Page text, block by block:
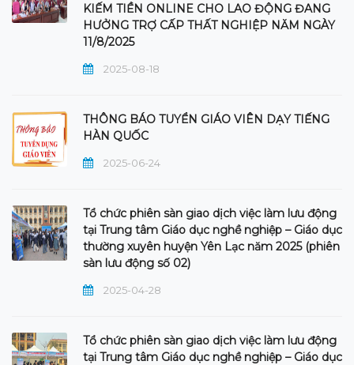
KIẾM TIỀN ONLINE CHO LAO ĐỘNG ĐANG
HƯỞNG TRỢ CẤP THẤT NGHIỆP NĂM NGÀY
11/8/2025
2025-08-18
THÔNG BÁO TUYỂN GIÁO VIÊN DẠY TIẾNG
HÀN QUỐC
2025-06-24
Tổ chức phiên sàn giao dịch việc làm lưu động
tại Trung tâm Giáo dục nghề nghiệp – Giáo dục
thường xuyên huyện Yên Lạc năm 2025 (phiên
sàn lưu động số 02)
2025-04-28
Tổ chức phiên sàn giao dịch việc làm lưu động
tại Trung tâm Giáo dục nghề nghiệp – Giáo dục